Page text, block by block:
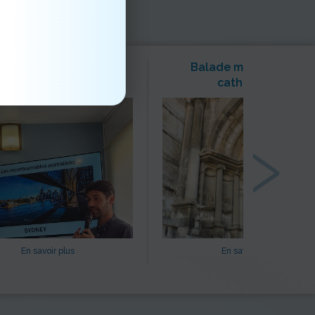
En savoir plus
Balade matinale à la
cathédrale
En savoir plus